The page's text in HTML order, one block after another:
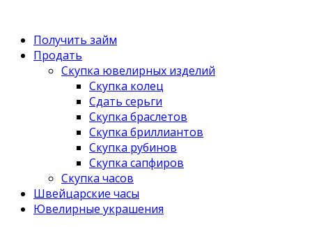
Получить займ
Продать
Скупка ювелирных изделий
Скупка колец
Сдать серьги
Скупка браслетов
Скупка бриллиантов
Скупка рубинов
Скупка сапфиров
Скупка часов
Швейцарские часы
Ювелирные украшения